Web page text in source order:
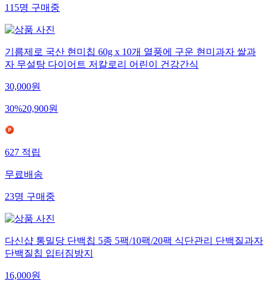
115명구매중
기름제로 국산 현미칩 60g x 10개 열풍에 구운 현미과자 쌀과
자 무설탕 다이어트 저칼로리 어린이 건강간식
30,000원
30%20,900원
627적립
무료배송
23명구매중
다신샵 통밀당 단백칩 5종 5팩/10팩/20팩 식단관리 단백질과자
단백질칩 입터짐방지